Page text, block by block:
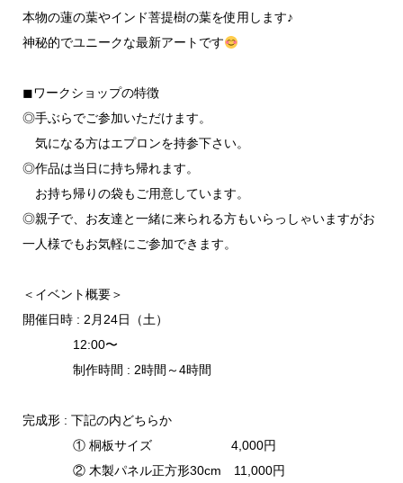
本物の蓮の葉やインド菩提樹の葉を使用します♪
神秘的でユニークな最新アートです
◼︎ワークショップの特徴
◎手ぶらでご参加いただけます。
気になる方はエプロンを持参下さい。
◎作品は当日に持ち帰れます。
お持ち帰りの袋もご用意しています。
◎親子で、お友達と一緒に来られる方もいらっしゃいますがお
一人様でもお気軽にご参加できます。
＜イベント概要＞
開催日時 : 2月24日（土）
12:00〜
制作時間 : 2時間～4時間
完成形 : 下記の内どちらか
① 桐板サイズ 4,000円
② 木製パネル正方形30cm 11,000円